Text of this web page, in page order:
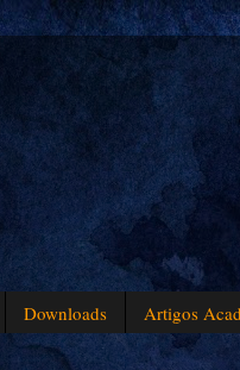
Downloads Artigos